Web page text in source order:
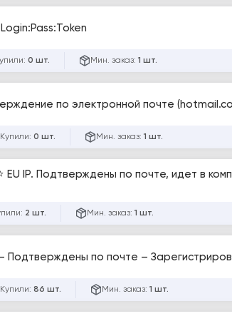
0 шт. Мин. заказ: 1 шт.
Купили: 0 шт. Мин. заказ: 1 шт.
EU IP. Подтверждены по почте, идет в
2 шт. Мин. заказ: 1 шт.
Подтверждены по почте –
Купили: 86 шт. Мин. заказ: 1 шт.